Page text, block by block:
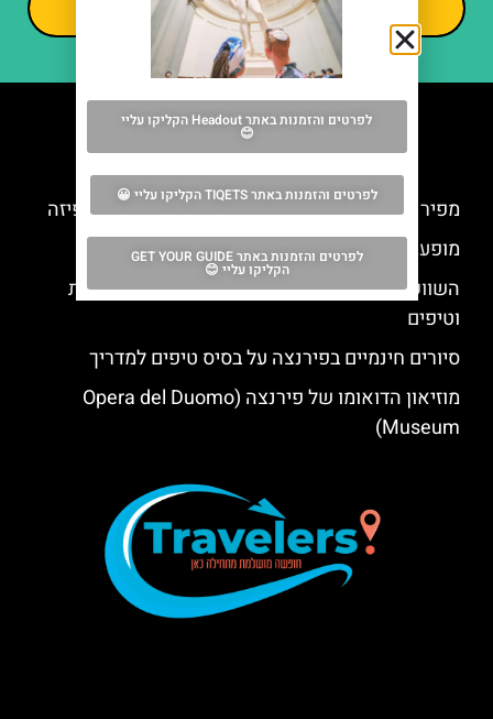
שליחה
מה אסור לפספס
מפירנצה לפיזה – הגעה מפירנצה למגדל הנטוי בפיזה
מופע מוזיקה קלאסית בפירנצה
השווקים של פירנצה- שווקים מומלצים, ימי פעילות
וטיפים
סיורים חינמיים בפירנצה על בסיס טיפים למדריך
מוזיאון הדואומו של פירנצה (Opera del Duomo
Museum)
לפרטים והזמנות באתר Headout הקליקו עליי
😊
לפרטים והזמנות באתר TIQETS הקליקו עליי 😀
לפרטים והזמנות באתר GET YOUR GUIDE
הקליקו עליי 😊